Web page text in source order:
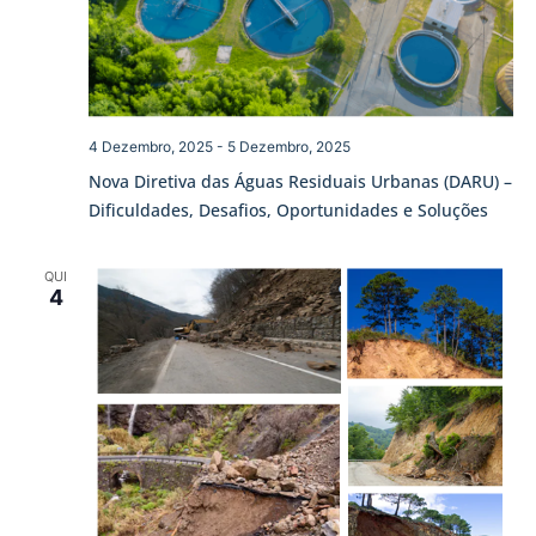
Nova Diretiva das Águas Residuais Urbanas (DARU) –
Dificuldades, Desafios, Oportunidades e Soluções
4 Dezembro, 2025- 5 Dezembro, 2025
QUI
4